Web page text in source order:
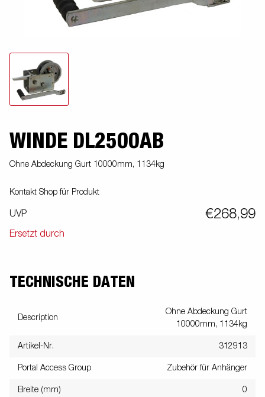
WINDE DL2500AB
Ohne Abdeckung Gurt 10000mm, 1134kg
Kontakt Shop für Produkt
UVP €268,99
Ersetzt durch
TECHNISCHE DATEN
Description
Ohne Abdeckung Gurt
10000mm, 1134kg
Artikel-Nr. 312913
Portal Access Group Zubehör für Anhänger
Breite (mm) 0